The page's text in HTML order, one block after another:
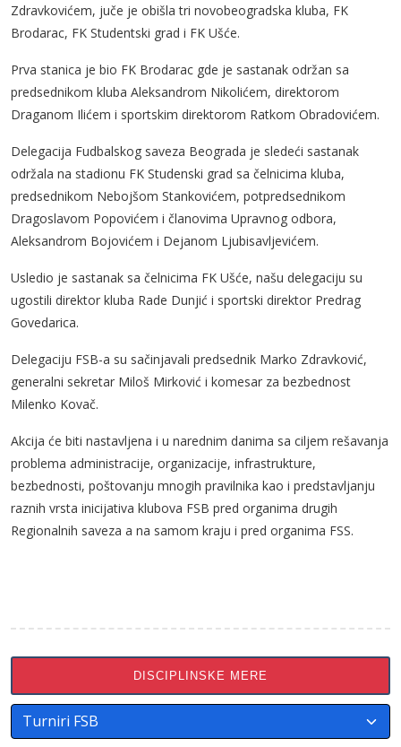
Zdravkovićem, juče je obišla tri novobeogradska kluba, FK
Brodarac, FK Studentski grad i FK Ušće.
Prva stanica je bio FK Brodarac gde je sastanak održan sa
predsednikom kluba Aleksandrom Nikolićem, direktorom
Draganom Ilićem i sportskim direktorom Ratkom Obradovićem.
Delegacija Fudbalskog saveza Beograda je sledeći sastanak
održala na stadionu FK Studenski grad sa čelnicima kluba,
predsednikom Nebojšom Stankovićem, potpredsednikom
Dragoslavom Popovićem i članovima Upravnog odbora,
Aleksandrom Bojovićem i Dejanom Ljubisavljevićem.
Usledio je sastanak sa čelnicima FK Ušće, našu delegaciju su
ugostili direktor kluba Rade Dunjić i sportski direktor Predrag
Govedarica.
Delegaciju FSB-a su sačinjavali predsednik Marko Zdravković,
generalni sekretar Miloš Mirković i komesar za bezbednost
Milenko Kovač.
Akcija će biti nastavljena i u narednim danima sa ciljem rešavanja
problema administracije, organizacije, infrastrukture,
bezbednosti, poštovanju mnogih pravilnika kao i predstavljanju
raznih vrsta inicijativa klubova FSB pred organima drugih
Regionalnih saveza a na samom kraju i pred organima FSS.
DISCIPLINSKE MERE